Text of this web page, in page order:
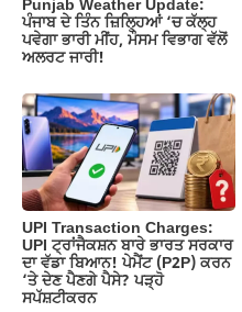
Punjab Weather Update:
ਪੰਜਾਬ ਦੇ ਤਿੰਨ ਜ਼‍ਿਲ੍ਹਿਆਂ ‘ਚ ਕੱਲ੍ਹ
ਪਵੇਗਾ ਭਾਰੀ ਮੀਂਹ, ਮੌਸਮ ਵਿਭਾਗ ਵੱਲੋਂ
ਅਲਰਟ ਜਾਰੀ!
UPI Transaction Charges:
UPI ਟ੍ਰਾਂਜੈਕਸ਼ਨ ਬਾਰੇ ਭਾਰਤ ਸਰਕਾਰ
ਦਾ ਵੱਡਾ ਬਿਆਨ! ਪੇਮੈਂਟ (P2P) ਕਰਨ
‘ਤੇ ਦੇਣ ਪੈਣਗੇ ਪੈਸੇ? ਪੜ੍ਹੋ
ਸਪੱਸ਼ਟੀਕਰਨ